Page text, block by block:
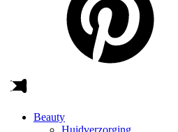
Beauty
Huidverzorging